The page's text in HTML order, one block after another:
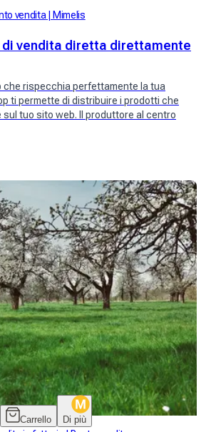
vendita Mimelis
di vendita diretta direttamente
che rispecchia perfettamente la tua
ti permette di distribuire i prodotti che
tuo sito web. Il produttore al centro
Carrello Di più